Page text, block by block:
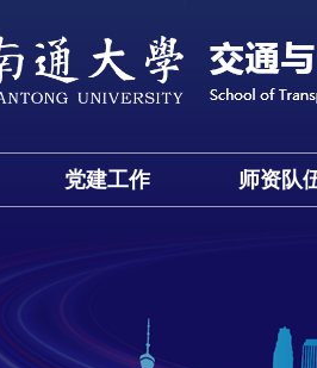
党建工作 师资队